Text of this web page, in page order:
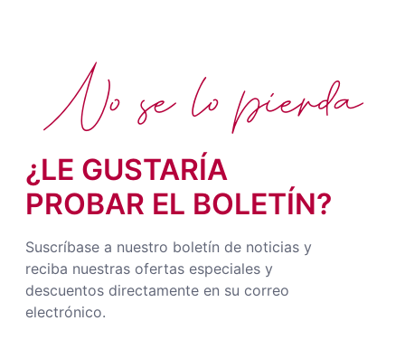
¿LE GUSTARÍA
PROBAR EL BOLETÍN?
Suscríbase a nuestro boletín de noticias y
reciba nuestras ofertas especiales y
descuentos directamente en su correo
electrónico.
No se lo pierda